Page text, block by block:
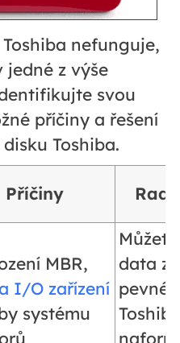
nefunguje,
jedné z výše
svou
příčiny a řešení
Toshiba.
Příčiny
MBR,
I/O zařízení
systému
data z